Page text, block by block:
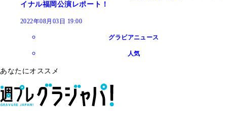
イナル福岡公演レポート！
2022年08月03日 19:00
グラビアニュース
人気
あなたにオススメ